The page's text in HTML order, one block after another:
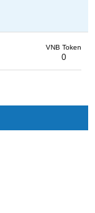
VNB Token
0